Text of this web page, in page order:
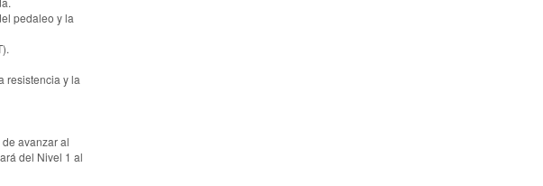
pedaleo y la
resistencia y la
avanzar al
del Nivel 1 al